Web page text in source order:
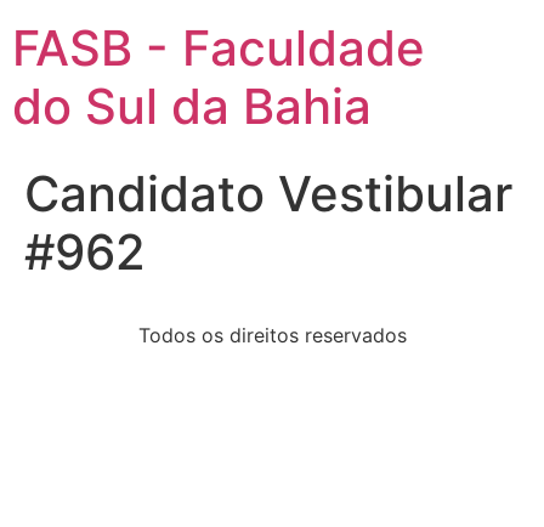
FASB - Faculdade
do Sul da Bahia
Candidato Vestibular
#962
Todos os direitos reservados